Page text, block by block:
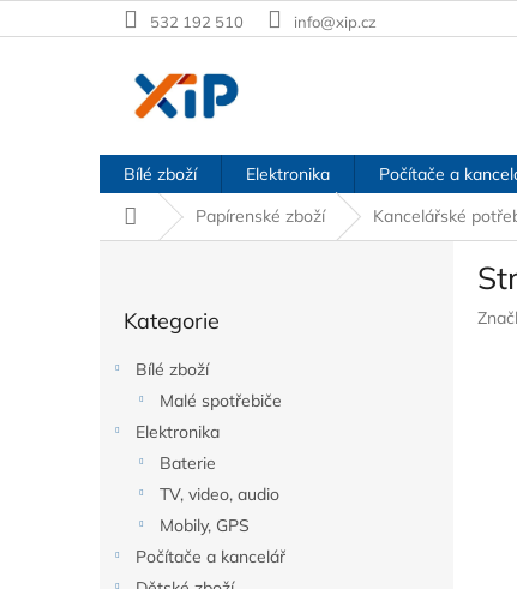
na
532 192 510 info@xip.cz
Bílé zboží Elektronika Počítače a
Domů
Papírenské zboží Kancelářské
kategorie
Kategorie
Bílé zboží
Malé spotřebiče
Elektronika
Baterie
TV, video, audio
Mobily, GPS
Počítače a kancelář